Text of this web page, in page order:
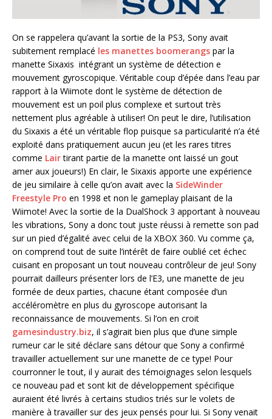
On se rappelera qu’avant la sortie de la PS3, Sony avait
subitement remplacé les manettes boomerangs par la
manette Sixaxis intégrant un système de détection e
mouvement gyroscopique. Véritable coup d’épée dans l’eau par
rapport à la Wiimote dont le système de détection de
mouvement est un poil plus complexe et surtout très
nettement plus agréable à utiliser! On peut le dire, l’utilisation
du Sixaxis a été un véritable flop puisque sa particularité n’a été
exploité dans pratiquement aucun jeu (et les rares titres
comme Lairtirant partie de la manette ont laissé un gout
amer aux joueurs!) En clair, le Sixaxis apporte une expérience
de jeu similaire à celle qu’on avait avec la SideWinder
Freestyle Pro en 1998 et non le gameplay plaisant de la
Wiimote! Avec la sortie de la DualShock 3 apportant à nouveau
les vibrations, Sony a donc tout juste réussi à remette son pad
sur un pied d’égalité avec celui de la XBOX 360. Vu comme ça,
on comprend tout de suite l’intérêt de faire oublié cet échec
cuisant en proposant un tout nouveau contrôleur de jeu! Sony
pourrait dailleurs présenter lors de l’E3, une manette de jeu
formée de deux parties, chacune étant composée d’un
accéléromètre en plus du gyroscope autorisant la
reconnaissance de mouvements. Si l’on en croit
gamesindustry.biz, il s’agirait bien plus que d’une simple
rumeur car le sité déclare sans détour que Sony a confirmé
travailler actuellement sur une manette de ce type! Pour
courronner le tout, il y aurait des témoignages selon lesquels
ce nouveau pad et sont kit de développement spécifique
auraient été livrés à certains studios triés sur le volets de
manière à travailler sur des jeux pensés pour lui. Si Sony venait